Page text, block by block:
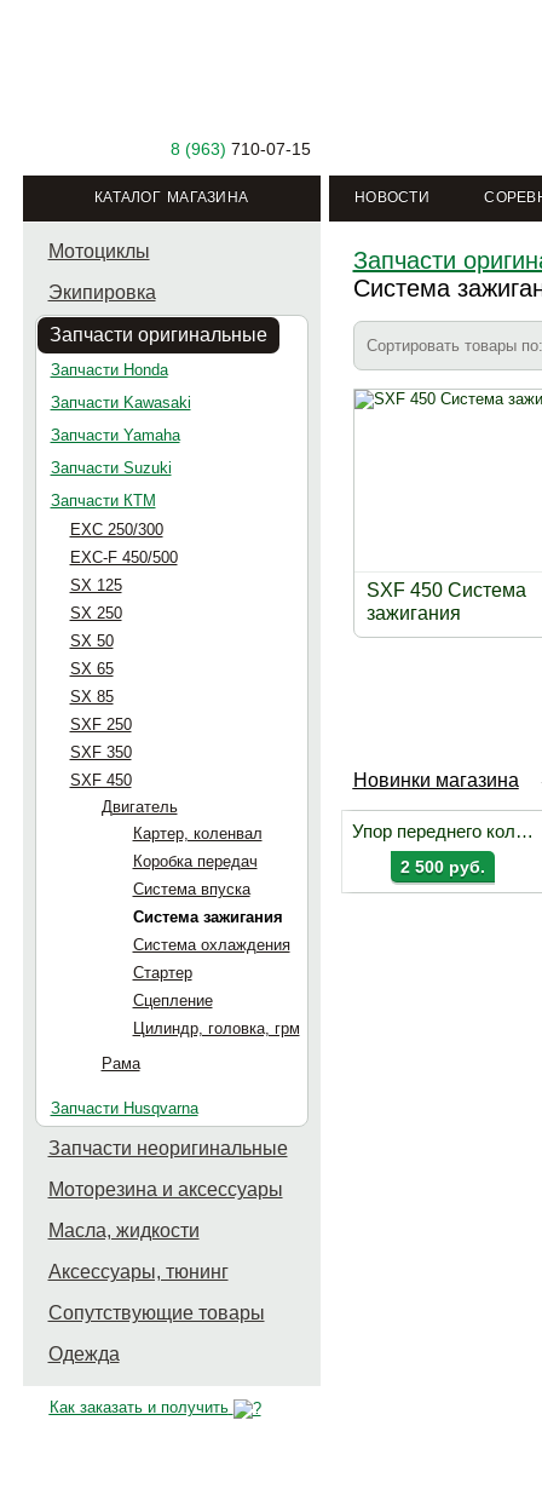
8 (963) 710-07-15
КАТАЛОГ МАГАЗИНА НОВОСТИ
Мотоциклы
Экипировка
Запчасти оригинальные
Запчасти Honda
Запчасти Kawasaki
Запчасти Yamaha
Запчасти Suzuki
Запчасти КТМ
EXC 250/300
EXC-F 450/500
SX 125
SX 250
SX 50
SX 65
SX 85
SXF 250
SXF 350
SXF 450
Двигатель
Картер, коленвал
Коробка передач
Система впуска
Система зажигания
Система охлаждения
Стартер
Сцепление
Цилиндр, головка, грм
Рама
Запчасти Husqvarna
Запчасти неоригинальные
Моторезина и аксессуары
Масла, жидкости
Аксессуары, тюнинг
Сопутствующие товары
Одежда
Как заказать и получить
Запчасти
Система
Сортировать товары
SXF 450 Система
зажигания
Новинки магазина
Упор переднего колеса UNIT
2 500 руб.